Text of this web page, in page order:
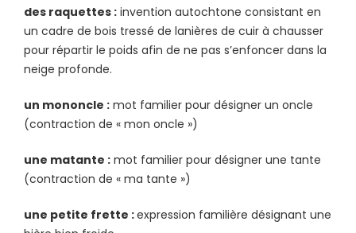
des raquettes : invention autochtone consistant en
un cadre de bois tressé de lanières de cuir à chausser
pour répartir le poids afin de ne pas s’enfoncer dans la
neige profonde.
un mononcle : mot familier pour désigner un oncle
(contraction de « mon oncle »)
une matante : mot familier pour désigner une tante
(contraction de « ma tante »)
une petite frette :expression familière désignant une